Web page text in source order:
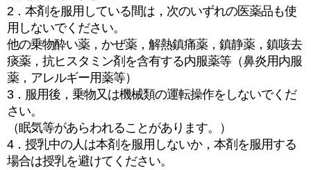
2．本剤を服用している間は，次のいずれの医薬品も使
用しないでください。
他の乗物酔い薬，かぜ薬，解熱鎮痛薬，鎮静薬，鎮咳去
痰薬，抗ヒスタミン剤を含有する内服薬等（鼻炎用内服
薬，アレルギー用薬等）
3．服用後，乗物又は機械類の運転操作をしないでくだ
さい。
（眠気等があらわれることがあります。）
4．授乳中の人は本剤を服用しないか，本剤を服用する
場合は授乳を避けてください。